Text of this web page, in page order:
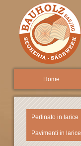
Home
Perlinato in larice
Pavimenti in larice